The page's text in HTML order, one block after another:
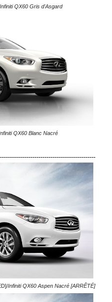
QX60 Gris d'Asgard
QX60 Blanc Nacré
Infiniti QX60 Aspen Nacré [ARRÊTÉ]